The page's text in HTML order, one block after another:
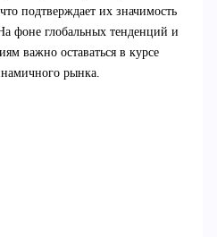
подтверждает их значимость
фоне глобальных тенденций и
важно оставаться в курсе
рынка.